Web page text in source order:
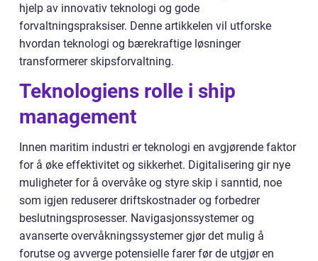
hjelp av innovativ teknologi og gode
forvaltningspraksiser. Denne artikkelen vil utforske
hvordan teknologi og bærekraftige løsninger
transformerer skipsforvaltning.
Teknologiens rolle i ship
management
Innen maritim industri er teknologi en avgjørende faktor
for å øke effektivitet og sikkerhet. Digitalisering gir nye
muligheter for å overvåke og styre skip i sanntid, noe
som igjen reduserer driftskostnader og forbedrer
beslutningsprosesser. Navigasjonssystemer og
avanserte overvåkningssystemer gjør det mulig å
forutse og avverge potensielle farer før de utgjør en